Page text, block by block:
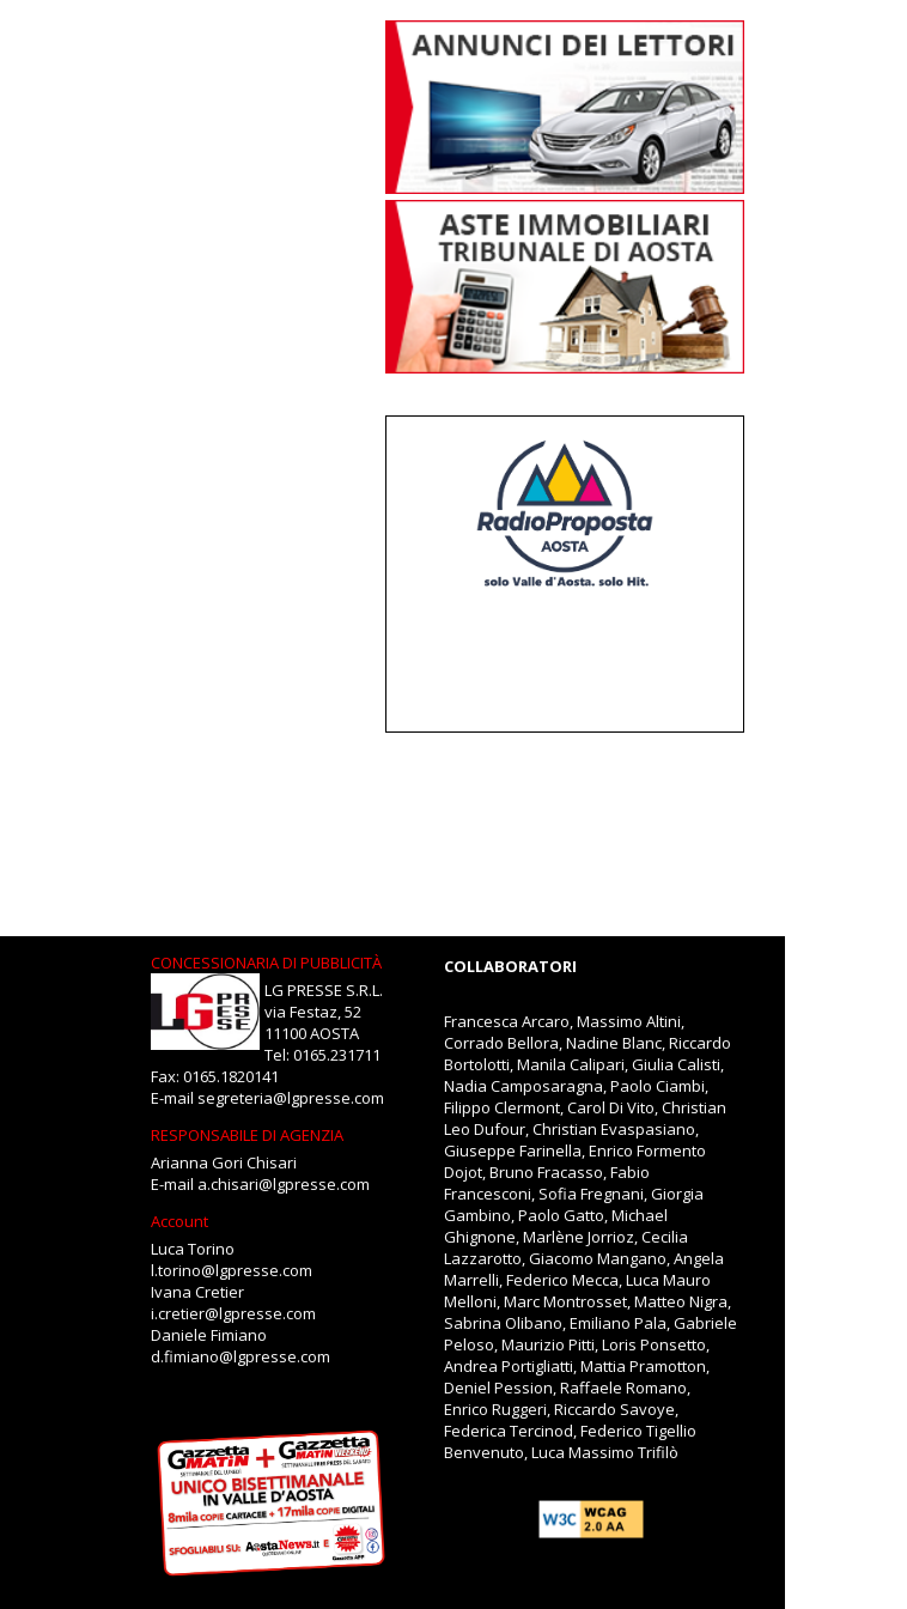
CONCESSIONARIA DI PUBBLICITÀ
LG PRESSE S.R.L.
via Festaz, 52
11100 AOSTA
Tel: 0165.231711
Fax: 0165.1820141
E-mail segreteria@lgpresse.com
RESPONSABILE DI AGENZIA
Arianna Gori Chisari
E-mail a.chisari@lgpresse.com
Account
Luca Torino
l.torino@lgpresse.com
Ivana Cretier
i.cretier@lgpresse.com
Daniele Fimiano
d.fimiano@lgpresse.com
COLLABORATORI
Francesca Arcaro, Massimo Altini,
Corrado Bellora, Nadine Blanc, Riccardo
Bortolotti, Manila Calipari, Giulia Calisti,
Nadia Camposaragna, Paolo Ciambi,
Filippo Clermont, Carol Di Vito, Christian
Leo Dufour, Christian Evaspasiano,
Giuseppe Farinella, Enrico Formento
Dojot, Bruno Fracasso, Fabio
Francesconi, Sofia Fregnani, Giorgia
Gambino, Paolo Gatto, Michael
Ghignone, Marlène Jorrioz, Cecilia
Lazzarotto, Giacomo Mangano, Angela
Marrelli, Federico Mecca, Luca Mauro
Melloni, Marc Montrosset, Matteo Nigra,
Sabrina Olibano, Emiliano Pala, Gabriele
Peloso, Maurizio Pitti, Loris Ponsetto,
Andrea Portigliatti, Mattia Pramotton,
Deniel Pession, Raffaele Romano,
Enrico Ruggeri, Riccardo Savoye,
Federica Tercinod, Federico Tigellio
Benvenuto, Luca Massimo Trifilò